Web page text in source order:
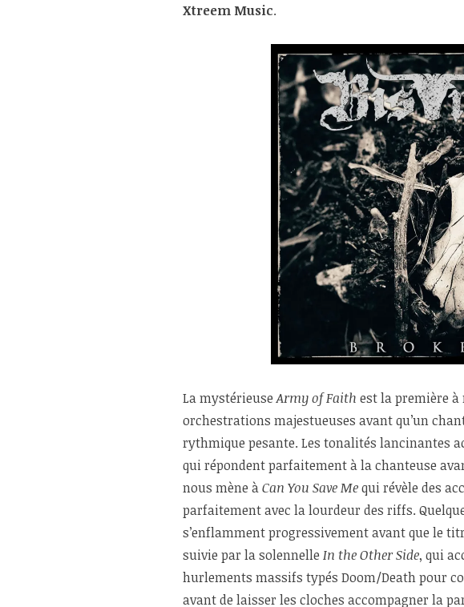
Xtreem Music.
La mystérieuseArmy of Faith est la première
orchestrations majestueuses avant qu’un
rythmique pesante. Les tonalités lancinantes
qui répondent parfaitement à la chanteuse
nous mène àCan You Save Mequi révèle des
parfaitement avec la lourdeur des riffs.
s’enflamment progressivement avant que le
suivie par la solennelle In the Other Side, qui
hurlements massifs typés Doom/Death pour
avant de laisser les cloches accompagner la